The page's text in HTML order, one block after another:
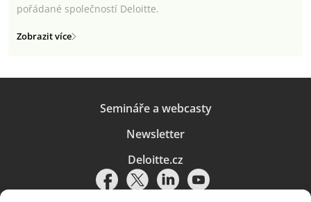
pořádané společností Deloitte.
Zobrazit více
Semináře a webcasty
Newsletter
Deloitte.cz